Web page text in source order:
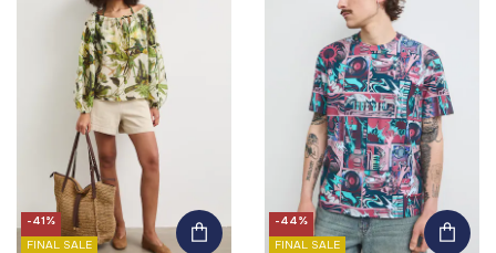
-41%
FINAL SALE
-44%
FINAL SALE